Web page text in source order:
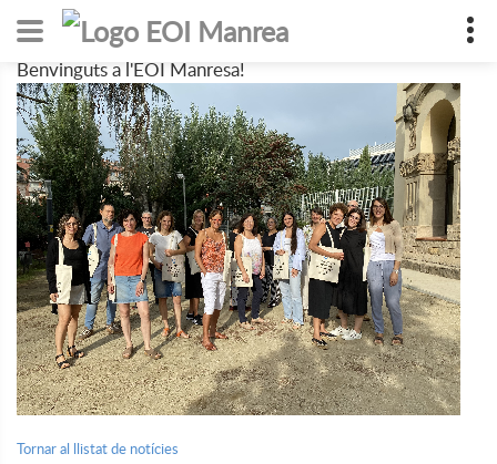
Benvinguts a l'EOI Manresa!
Tornar al llistat de notícies